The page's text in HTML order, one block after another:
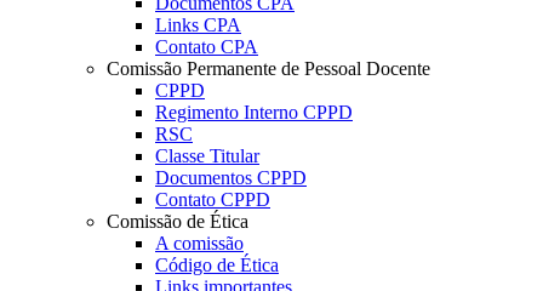
Links CPA
Contato CPA
Comissão Permanente de Pessoal Docente
CPPD
Regimento Interno CPPD
RSC
Classe Titular
Documentos CPPD
Contato CPPD
Comissão de Ética
A comissão
Código de Ética